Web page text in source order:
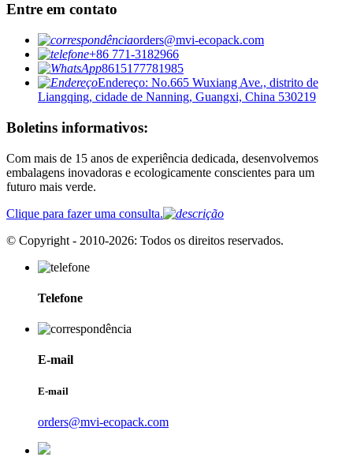
Entre em contato
orders@mvi-ecopack.com
+86 771-3182966
8615177781985
Endereço: No.665 Wuxiang Ave., distrito de
Liangqing, cidade de Nanning, Guangxi, China 530219
Boletins informativos:
Com mais de 15 anos de experiência dedicada, desenvolvemos
embalagens inovadoras e ecologicamente conscientes para um
futuro mais verde.
Clique para fazer uma consulta.
© Copyright - 2010-2026: Todos os direitos reservados.
Telefone
E-mail
E-mail
orders@mvi-ecopack.com